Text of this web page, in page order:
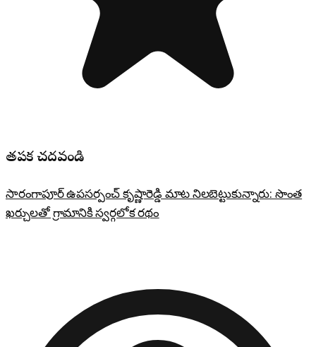
తప్పక చదవండి
సారంగాపూర్ ఉపసర్పంచ్ కృష్ణారెడ్డి మాట నిలబెట్టుకున్నారు: సొంత
ఖర్చులతో గ్రామానికి స్వర్గలోక రథం